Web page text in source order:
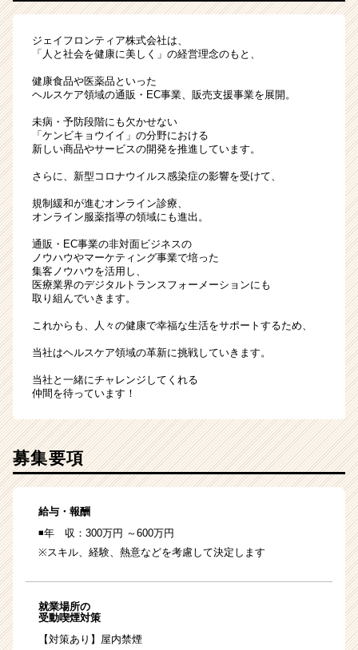
ジェイフロンティア株式会社は、
「人と社会を健康に美しく」の経営理念のもと、
健康食品や医薬品といった
ヘルスケア領域の通販・EC事業、販売支援事業を展開。
未病・予防段階にも欠かせない
「ケンビキョウイイ」の分野における
新しい商品やサービスの開発を推進しています。
さらに、新型コロナウイルス感染症の影響を受けて、
規制緩和が進むオンライン診療、
オンライン服薬指導の領域にも進出。
通販・EC事業の非対面ビジネスの
ノウハウやマーケティング事業で培った
集客ノウハウを活用し、
医療業界のデジタルトランスフォーメーションにも
取り組んでいきます。
これからも、人々の健康で幸福な生活をサポートするため、
当社はヘルスケア領域の革新に挑戦していきます。
当社と一緒にチャレンジしてくれる
仲間を待っています！
募集要項
給与・報酬
◾️年 収：300万円 ～600万円
※スキル、経験、熱意などを考慮して決定します
就業場所の
受動喫煙対策
【対策あり】屋内禁煙